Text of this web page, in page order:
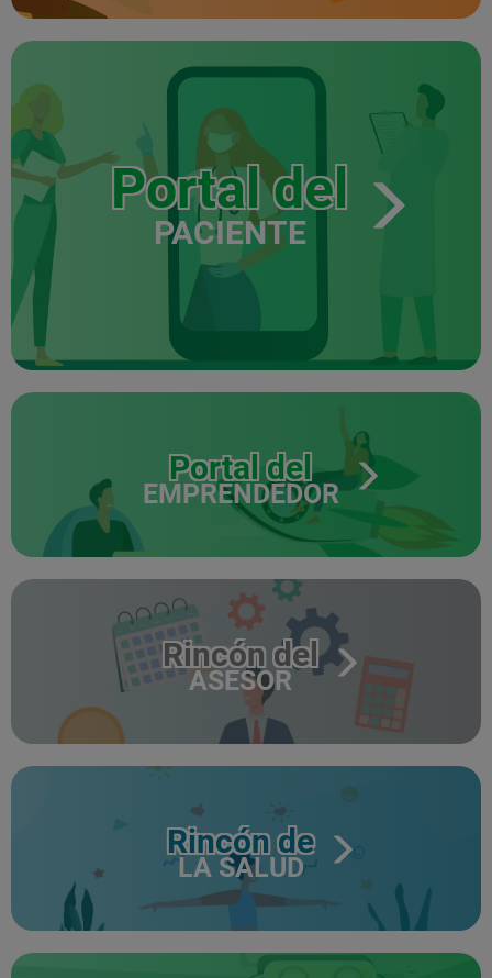
Portal del
PACIENTE
Portal del
EMPRENDEDOR
Rincón del
ASESOR
Rincón de
LA SALUD